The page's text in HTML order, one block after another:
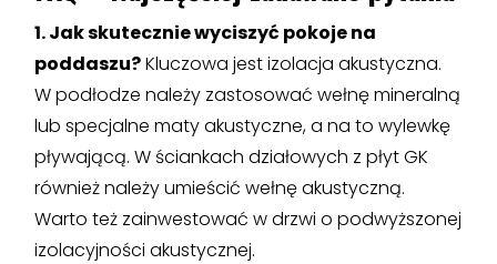
1. Jak skutecznie wyciszyć pokoje na
poddaszu?Kluczowa jest izolacja akustyczna.
W podłodze należy zastosować wełnę mineralną
lub specjalne maty akustyczne, a na to wylewkę
pływającą. W ściankach działowych z płyt GK
również należy umieścić wełnę akustyczną.
Warto też zainwestować w drzwi o podwyższonej
izolacyjności akustycznej.